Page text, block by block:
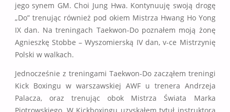
jego synem GM. Choi Jung Hwa. Kontynuuję swoją drogę
„Do” trenując również pod okiem Mistrza Hwang Ho Yong
IX dan. Na treningach Taekwon-Do poznałem moją żonę
Agnieszkę Stobbe – Wyszomierską IV dan, v-ce Mistrzynię
Polski w walkach.
Jednocześnie z treningami Taekwon-Do zacząłem treningi
Kick Boxingu w warszawskiej AWF u trenera Andrzeja
Palacza, oraz trenując obok Mistrza Świata Marka